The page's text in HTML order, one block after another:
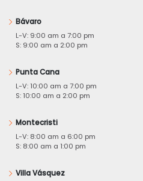
Bávaro
L-V: 9:00 am a 7:00 pm
S: 9:00 am a 2:00 pm
Punta Cana
L-V: 10:00 am a 7:00 pm
S: 10:00 am a 2:00 pm
Montecristi
L-V: 8:00 am a 6:00 pm
S: 8:00 am a 1:00 pm
Villa Vásquez